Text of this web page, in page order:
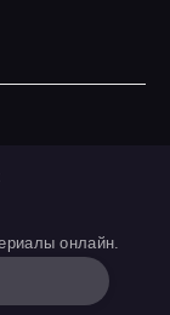
онлайн.